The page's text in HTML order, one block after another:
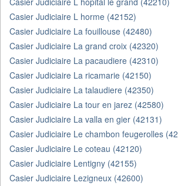
Casier Judiciaire L horme (42152)
Casier Judiciaire La fouillouse (42480)
Casier Judiciaire La grand croix (42320)
Casier Judiciaire La pacaudiere (42310)
Casier Judiciaire La ricamarie (42150)
Casier Judiciaire La talaudiere (42350)
Casier Judiciaire La tour en jarez (42580)
Casier Judiciaire La valla en gier (42131)
Casier Judiciaire Le chambon feugerolles
Casier Judiciaire Le coteau (42120)
Casier Judiciaire Lentigny (42155)
Casier Judiciaire Lezigneux (42600)